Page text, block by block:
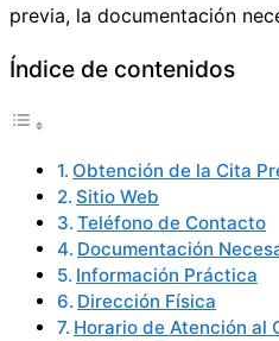
previa, la documentación
Índice de contenidos
Obtención de la Cita
Sitio Web
Teléfono de Contacto
Documentación
Información Práctica
Dirección Física
Horario de Atención al